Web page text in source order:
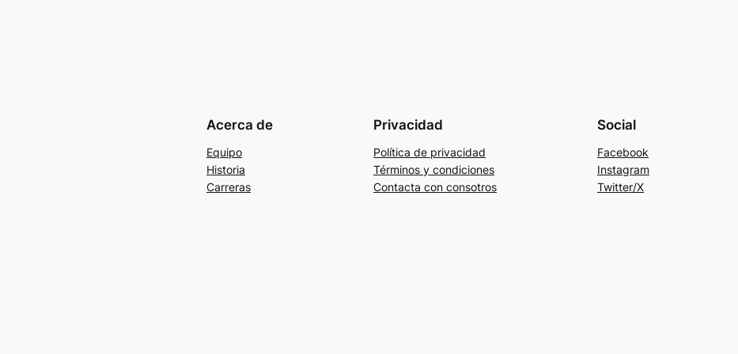
Acerca de
Equipo
Historia
Carreras
Privacidad
Política de privacidad
Términos y condiciones
Contacta con consotros
Social
Facebook
Instagram
Twitter/X